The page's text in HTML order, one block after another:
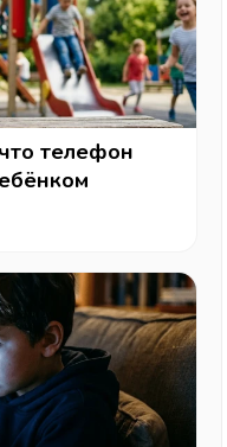
телефон